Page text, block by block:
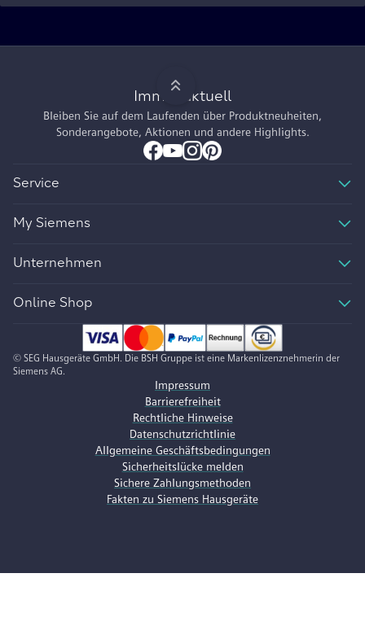
Immer aktuell
Bleiben Sie auf dem Laufenden über Produktneuheiten,
Sonderangebote, Aktionen und andere Highlights.
Service
My Siemens
Unternehmen
Online Shop
© SEG Hausgeräte GmbH. Die BSH Gruppe ist eine Markenlizenznehmerin der
Siemens AG.
Impressum
Barrierefreiheit
Rechtliche Hinweise
Datenschutzrichtlinie
Allgemeine Geschäftsbedingungen
Sicherheitslücke melden
Sichere Zahlungsmethoden
Fakten zu Siemens Hausgeräte